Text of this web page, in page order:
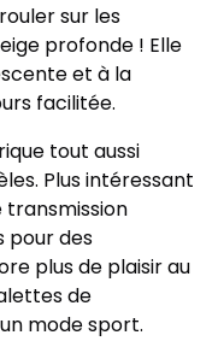
sur les
profonde ! Elle
et à la
facilitée.
tout aussi
Plus intéressant
transmission
pour des
plus de plaisir au
de
mode sport.